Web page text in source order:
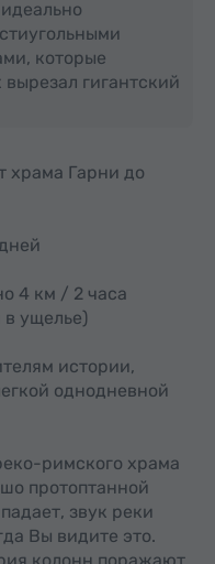
которые
вырезал гигантский
храма Гарни до
4 км / 2 часа
в ущелье)
истории,
однодневной
римского храма
протоптанной
звук реки
Вы видите это.